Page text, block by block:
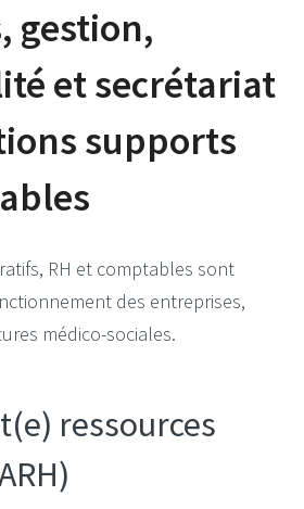
gestion,
et secrétariat
supports
RH et comptables sont
des entreprises,
médico-sociales.
ressources